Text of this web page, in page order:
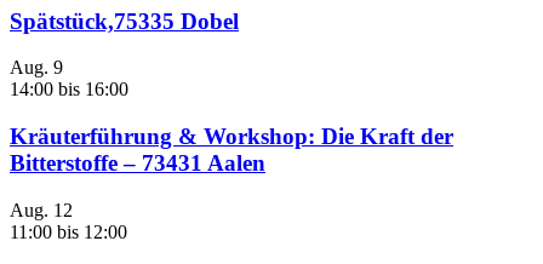
Spätstück,75335 Dobel
Aug. 9
14:00 bis 16:00
Kräuterführung & Workshop: Die Kraft der
Bitterstoffe – 73431 Aalen
Aug. 12
11:00 bis 12:00